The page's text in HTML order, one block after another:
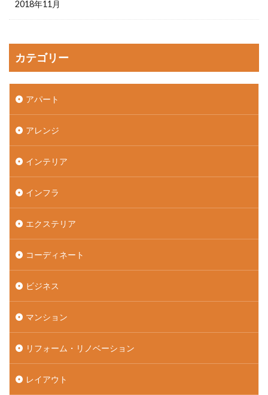
2018年11月
カテゴリー
アパート
アレンジ
インテリア
インフラ
エクステリア
コーディネート
ビジネス
マンション
リフォーム・リノベーション
レイアウト